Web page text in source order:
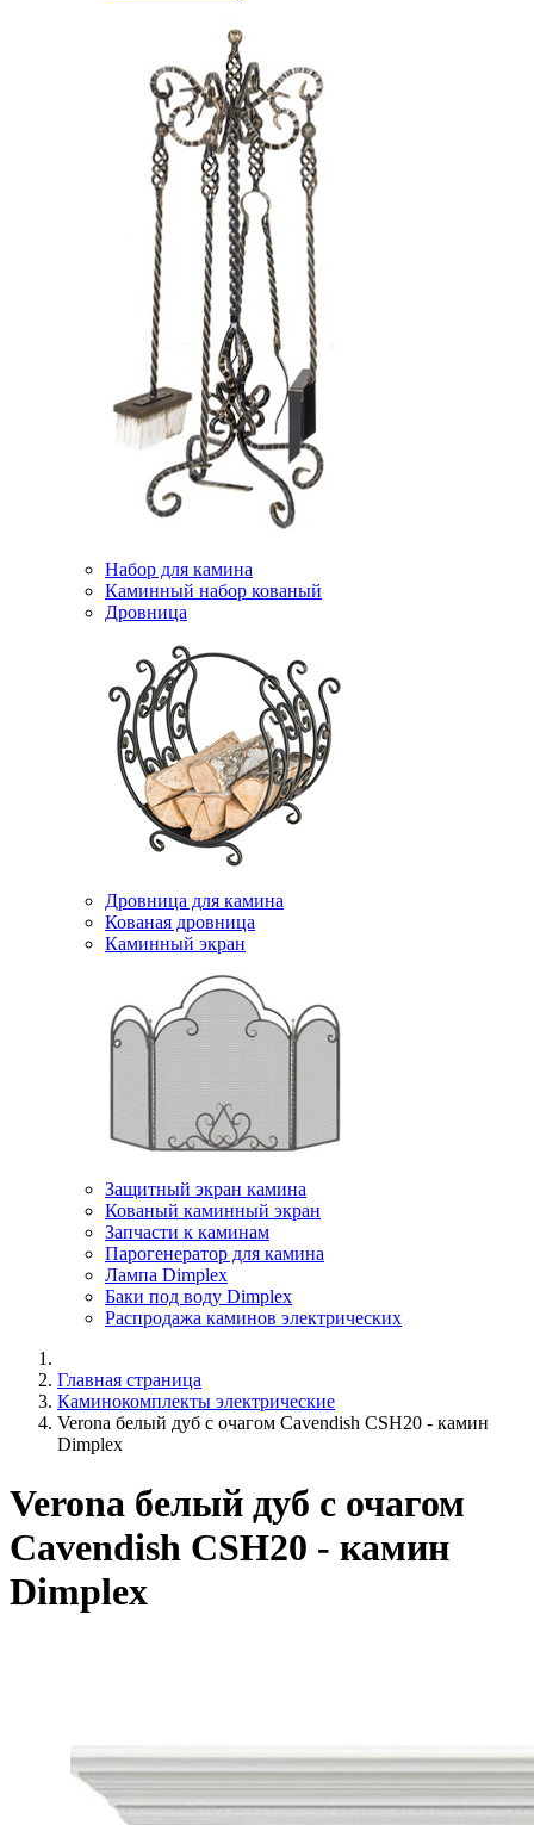
Набор для камина
Каминный набор кованый
Дровница
Дровница для камина
Кованая дровница
Каминный экран
Защитный экран камина
Кованый каминный экран
Запчасти к каминам
Парогенератор для камина
Лампа Dimplex
Баки под воду Dimplex
Распродажа каминов электрических
Главная страница
Каминокомплекты электрические
Verona белый дуб с очагом Cavendish CSH20 - камин
Dimplex
Verona белый дуб с очагом
Cavendish CSH20 - камин
Dimplex